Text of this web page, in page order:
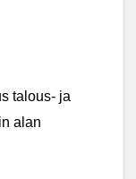
talous- ja
alan